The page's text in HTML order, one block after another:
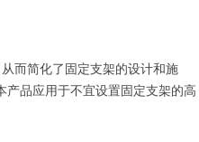
而简化了固定支架的设计和施
品应用于不宜设置固定支架的高